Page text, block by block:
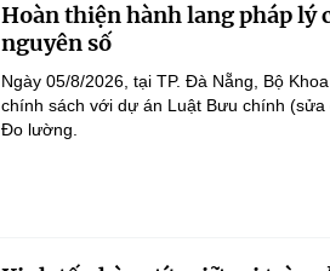
Hoàn thiện hành lang pháp lý
nguyên số
Ngày 05/8/2026, tại TP. Đà Nẵng, Bộ
chính sách với dự án Luật Bưu chính
Đo lường.